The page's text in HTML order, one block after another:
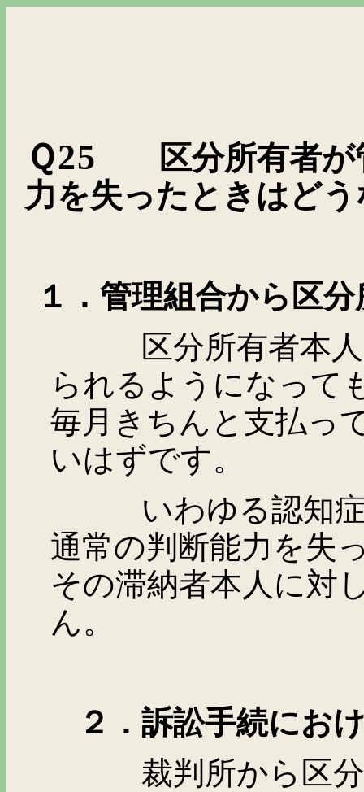
Ｑ25
区分所有者
力を失ったときはど
１．管理組合から区
区分所有者本人に
られるようになって
毎月きちんと支払っ
いはずです。
いわゆる認知症の
通常の判断能力を失
その滞納者本人に対
ん。
２．訴訟手続におけ
裁判所から区分所